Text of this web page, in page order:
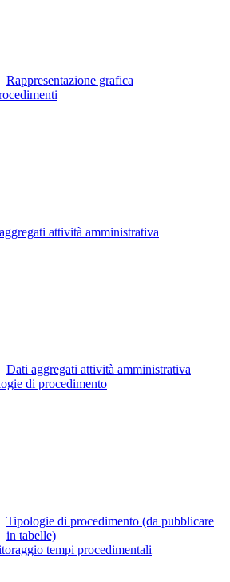
Rappresentazione grafica
attività amministrativa
Dati aggregati attività amministrativa
di procedimento
Tipologie di procedimento (da pubblicare
in tabelle)
tempi procedimentali